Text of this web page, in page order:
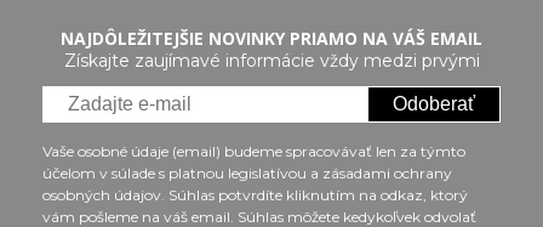
NAJDÔLEŽITEJŠIE NOVINKY PRIAMO NA VÁŠ EMAIL
Získajte zaujímavé informácie vždy medzi prvými
Odoberať
Vaše osobné údaje (email) budeme spracovávať len za týmto
účelom v súlade s platnou legislatívou a zásadami ochrany
osobných údajov. Súhlas potvrdíte kliknutím na odkaz, ktorý
vám pošleme na váš email. Súhlas môžete kedykoľvek odvolať